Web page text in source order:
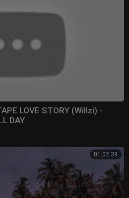
LOVE STORY (Willzi) -
DAY
01:02:39